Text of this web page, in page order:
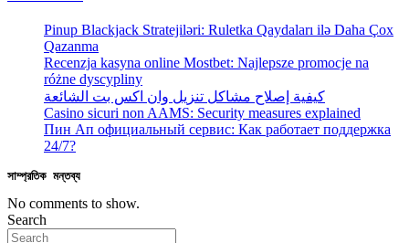
Pinup Blackjack Stratejiləri: Ruletka Qaydaları ilə Daha Çox
Qazanma
Recenzja kasyna online Mostbet: Najlepsze promocje na
różne dyscypliny
كيفية إصلاح مشاكل تنزيل وان اكس بت الشائعة
Casino sicuri non AAMS: Security measures explained
Пин Ап официальный сервис: Как работает поддержка
24/7?
সাম্প্রতিক মন্তব্য
No comments to show.
Search